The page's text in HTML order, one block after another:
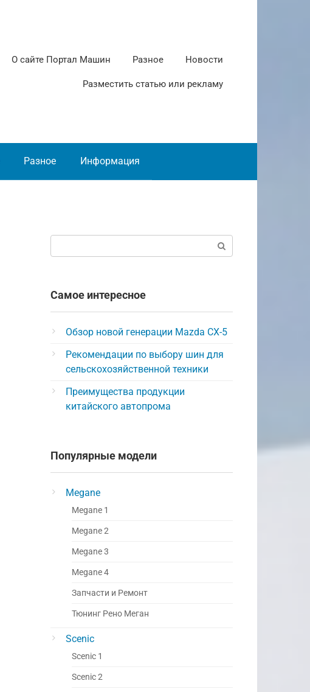
О сайте Портал Машин Разное Новости
Разместить статью или рекламу
Разное Информация
Самое интересное
Обзор новой генерации Mazda CX-5
Рекомендации по выбору шин для
сельскохозяйственной техники
Преимущества продукции
китайского автопрома
Популярные модели
Megane
Megane 1
Megane 2
Megane 3
Megane 4
Запчасти и Ремонт
Тюнинг Рено Меган
Scenic
Scenic 1
Scenic 2